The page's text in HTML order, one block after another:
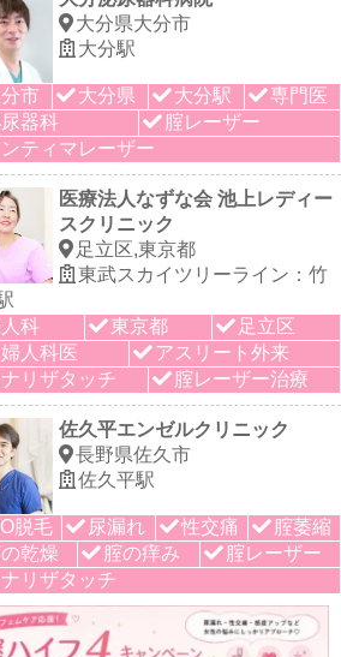
大分県大分市
大分駅
市 大分県 大分駅
専門医
器科
腟レーザー
ティマレーザー
医療法人なずな会 池上レディー
スクリニック
足立区,東京都
東武スカイツリーライン：竹
科
東京都
足立区
人科医
アスリート外来
リザタッチ
腟レーザー治療
佐久平エンゼルクリニック
長野県佐久市
佐久平駅
脱毛 尿漏れ 性交痛
腟萎縮
乾燥
腟の痒み
腟レーザー
リザタッチ